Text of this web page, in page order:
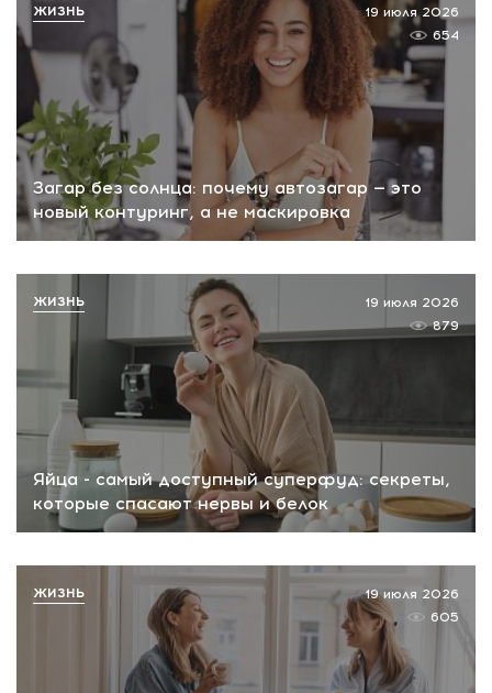
Загар без солнца: почему автозагар — это
новый контуринг, а не маскировка
19 июля 2026
654
ЖИЗНЬ
Яйца - самый доступный суперфуд: секреты,
которые спасают нервы и белок
19 июля 2026
879
ЖИЗНЬ
19 июля 2026
605
ЖИЗНЬ